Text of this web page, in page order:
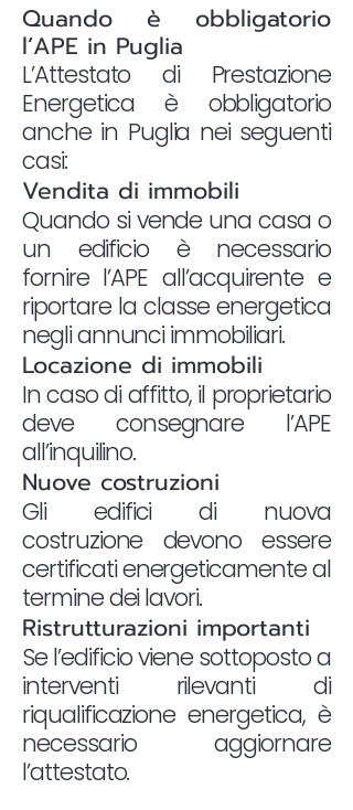
Quando è obbligatorio
l’APE in Puglia
L’Attestato di Prestazione
Energetica è obbligatorio
anche in Puglia nei seguenti
casi:
Vendita di immobili
Quando si vende una casa o
un edificio è necessario
fornire l’APE all’acquirente e
riportare la classe energetica
negli annunci immobiliari.
Locazione di immobili
In caso di affitto, il proprietario
deve consegnare l’APE
all’inquilino.
Nuove costruzioni
Gli edifici di nuova
costruzione devono essere
certificati energeticamente al
termine dei lavori.
Ristrutturazioni importanti
Se l’edificio viene sottoposto a
interventi rilevanti di
riqualificazione energetica, è
necessario aggiornare
l’attestato.